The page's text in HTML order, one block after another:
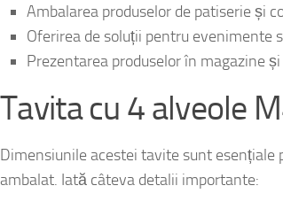
Oferirea de soluții pentru evenimente
Prezentarea produselor în magazine
Tavita cu 4 alveole
Dimensiunile acestei tavite sunt esențiale
ambalat. Iată câteva detalii importante: